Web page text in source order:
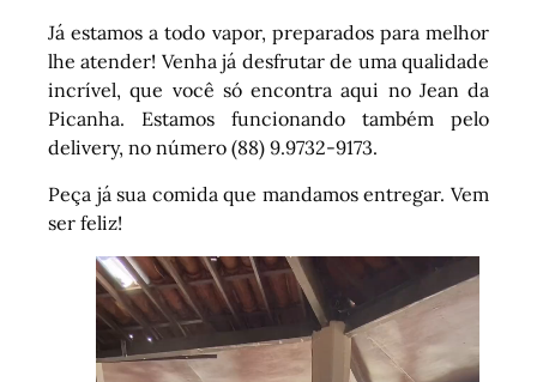
Já estamos a todo vapor, preparados para melhor
lhe atender! Venha já desfrutar de uma qualidade
incrível, que você só encontra aqui no Jean da
Picanha. Estamos funcionando também pelo
delivery, no número (88) 9.9732-9173.
Peça já sua comida que mandamos entregar. Vem
ser feliz!